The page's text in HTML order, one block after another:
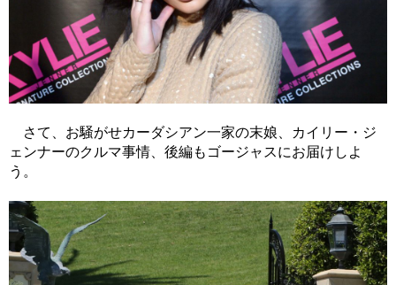
さて、お騒がせカーダシアン一家の末娘、カイリー・ジ
ェンナーのクルマ事情、後編もゴージャスにお届けしよ
う。